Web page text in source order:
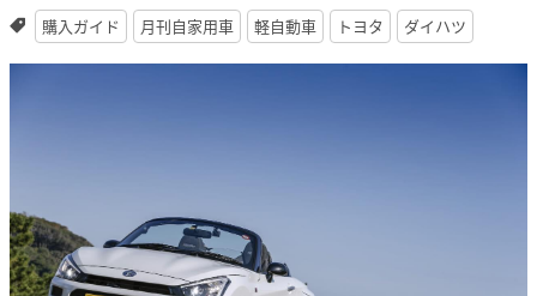
購入ガイド 月刊自家用車 軽自動車 トヨタ ダイハツ